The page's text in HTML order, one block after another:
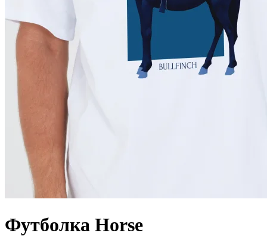
Футболка Horse